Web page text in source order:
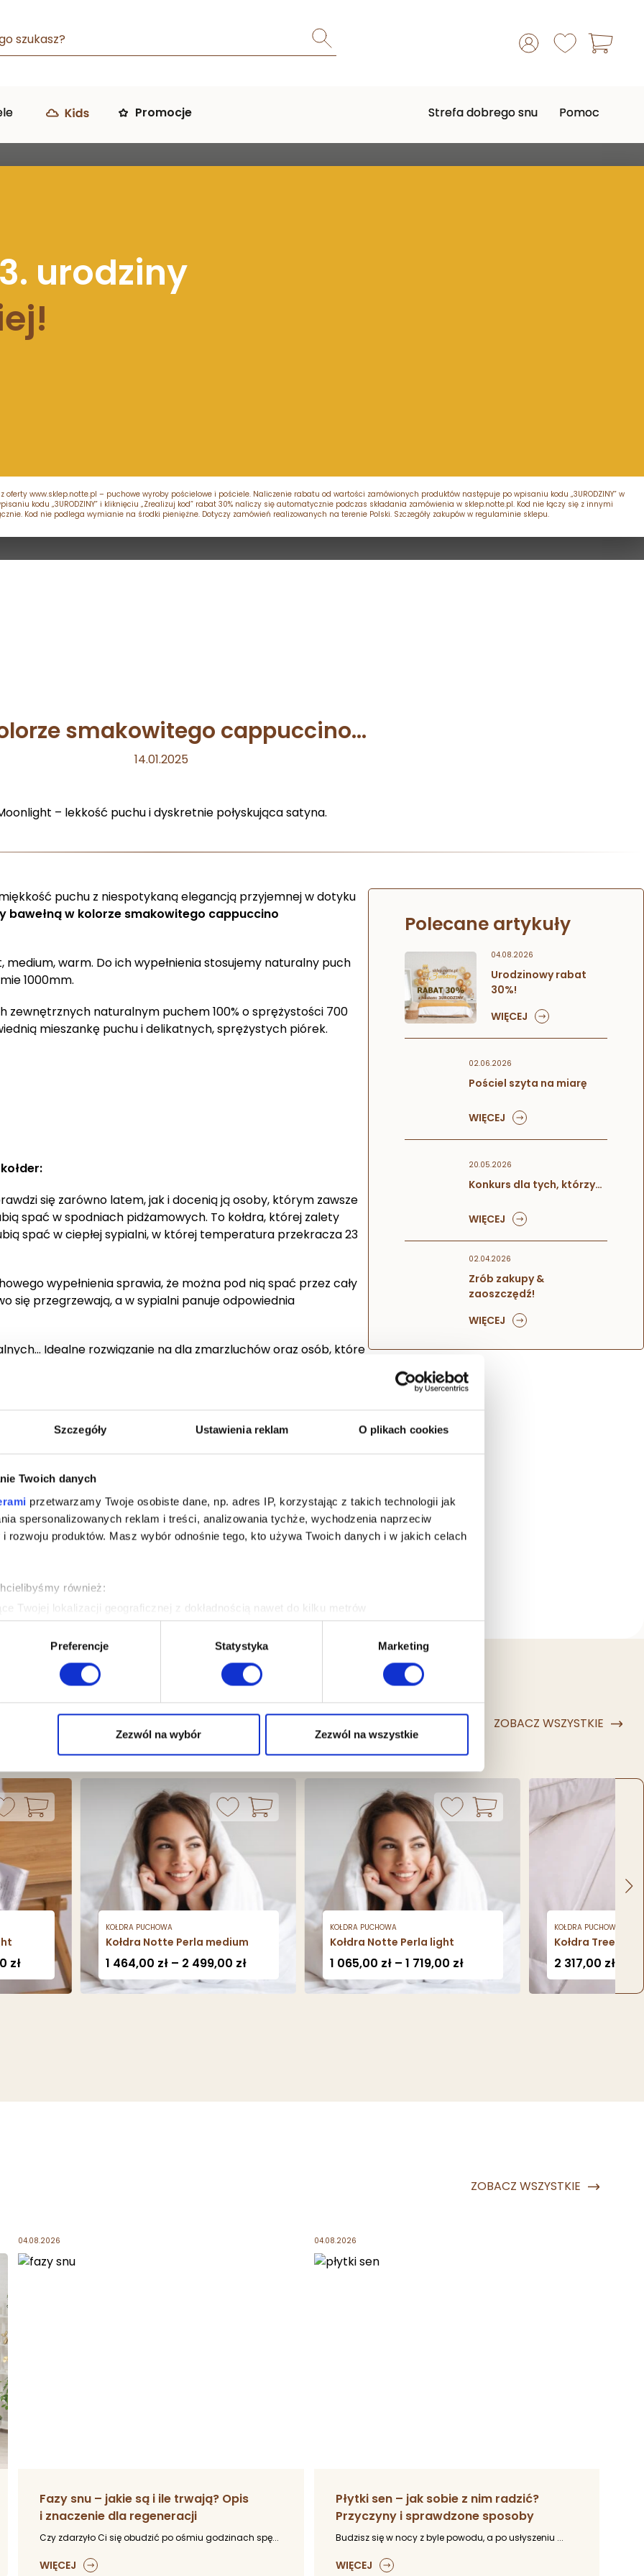
Szczegóły Ustawienia reklam O plikach cookies
Twoich danych
przetwarzamy Twoje osobiste dane, np. adres IP, korzystając z takich technologii jak
spersonalizowanych reklam i treści, analizowania tychże, wychodzenia naprzeciw
rozwoju produktów. Masz wybór odnośnie tego, kto używa Twoich danych i w jakich celach
również:
Twojej lokalizacji geograficznej z dokładnością nawet do kilku metrów
aktywnie analizując charakteryzującego je zbiory danych (fingerprinting, czyli
tego, jak Twoje osobiste dane są przetwarzane oraz ustaw własne preferencje wsekcji
cookie możesz zmienić lub wycofać swoją zgodę w dowolnej chwili.
spersonalizowania treści i reklam, aby oferować funkcje społecznościowe i analizować
o tym, jak korzystasz z naszej witryny, udostępniamy partnerom społecznościowym,
Preferencje Statystyka Marketing
Zezwól na wybór Zezwól na wszystkie
szukasz?
Promocje Strefa dobrego snu Pomoc
3. urodziny
www.sklep.notte.pl – puchowe wyroby pościelowe i pościele. Naliczenie rabatu od wartości zamówionych produktów następuje po wpisaniu kodu „3URODZINY” w
kodu „3URODZINY” i kliknięciu „Zrealizuj kod” rabat 30% naliczy się automatycznie podczas składania zamówienia w sklep.notte.pl. Kod nie łączy się z innymi
Kod nie podlega wymianie na środki pieniężne. Dotyczy zamówień realizowanych na terenie Polski. Szczegóły zakupów w regulaminie sklepu.
smakowitego cappuccino…
14.01.2025
– lekkość puchu i dyskretnie połyskująca satyna.
puchu z niespotykaną elegancją przyjemnej w dotyku
bawełną w kolorze smakowitego cappuccino
warm. Do ich wypełnienia stosujemy naturalny puch
1000mm.
zewnętrznych naturalnym puchem 100% o sprężystości 700
mieszankę puchu i delikatnych, sprężystych piórek.
się zarówno latem, jak i docenią ją osoby, którym zawsze
spać w spodniach pidżamowych. To kołdra, której zalety
spać w ciepłej sypialni, w której temperatura przekracza 23
wypełnienia sprawia, że można pod nią spać przez cały
się przegrzewają, a w sypialni panuje odpowiednia
Idealne rozwiązanie na dla zmarzluchów oraz osób, które
wybór dla tych, którzy lubią spać w niskiej temperaturze,
Kołdra taka sprawdzi się od jesieni do wiosny.
produkt, zarówno na tkaninę, jak i na puch gęsi. Certyfikat ten
człowieka, w tym także dla małych dzieci.
używamy do wyrobów certyfikowanych mają gęsty splot
Przy odpowiedniej pielęgnacji tkanina znacznie ogranicza
wyrobów pościelowych.
Polecane artykuły
04.08.2026
Urodzinowy rabat
30%!
WIĘCEJ
02.06.2026
Pościel szyta na miarę
WIĘCEJ
20.05.2026
Konkurs dla tych, którzy…
WIĘCEJ
02.04.2026
Zrób zakupy &
zaoszczędź!
WIĘCEJ
ZOBACZ WSZYSTKIE
KOŁDRA PUCHOWA
Kołdra Notte Perla medium
1 464,00zł– 2 499,00złZakres
cen:
KOŁDRA PUCHOWA
Kołdra Notte Perla light
1 065,00zł– 1 719,00złZakres
cen:
KOŁDRA PUCHOWA
Kołdra Tree&Goose
2 317,00zł– 4
ZOBACZ WSZYSTKIE
04.08.2026
Fazy snu – jakie są i ile trwają? Opis
i znaczenie dla regeneracji
Czy zdarzyło Ci się obudzić po ośmiu godzinach spę...
WIĘCEJ
04.08.2026
Płytki sen – jak sobie z nim radzić?
Przyczyny i sprawdzone sposoby
Budzisz się w nocy z byle powodu, a po usłyszeniu ...
WIĘCEJ